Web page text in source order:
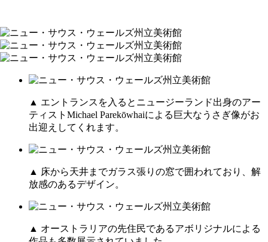
▲ エントランスを入るとニュージーランド出身のアー
ティストMichael Parekōwhaiによる巨大なうさぎ像がお
出迎えしてくれます。
▲ 床から天井までガラス張りの窓で囲われており、解
放感のあるデザイン。
▲ オーストラリアの先住民であるアボリジナルによる